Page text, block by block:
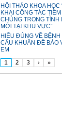
HỘI THẢO KHOA HỌC
KHAI CÔNG TÁC TIÊM
CHỦNG TRONG TÌNH
MỚI TẠI KHU VỰC”
HIỂU ĐÚNG VỀ BỆNH
CẦU KHUẨN ĐỂ BẢO
EM
1
2 3 › »